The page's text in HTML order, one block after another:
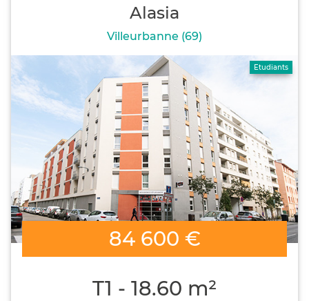
Alasia
Villeurbanne (69)
Etudiants
84 600 €
T1 - 18.60 m²